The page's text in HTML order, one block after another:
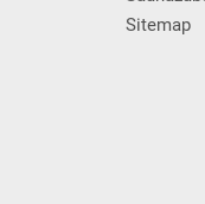
Sitemap